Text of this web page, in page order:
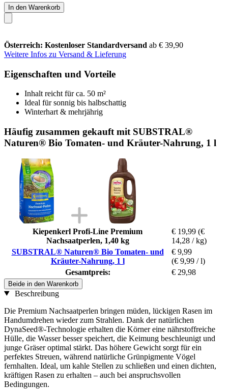
In den Warenkorb
Österreich: Kostenloser Standardversand ab € 39,90
Weitere Infos zu Versand & Lieferung
Eigenschaften und Vorteile
Inhalt reicht für ca. 50 m²
Ideal für sonnig bis halbschattig
Winterhart & mehrjährig
Häufig zusammen gekauft mit SUBSTRAL®
Naturen® Bio Tomaten- und Kräuter-Nahrung, 1 l
Kiepenkerl Profi-Line Premium
Nachsaatperlen, 1,40 kg
€ 19,99 (€
14,28 / kg)
SUBSTRAL® Naturen® Bio Tomaten- und
Kräuter-Nahrung, 1 l
€ 9,99
(€ 9,99 / l)
Gesamtpreis:
€ 29,98
Beide in den Warenkorb
Beschreibung
Die Premium Nachsaatperlen bringen müden, lückigen Rasen im
Handumdrehen wieder zum Strahlen. Dank der natürlichen
DynaSeed®-Technologie erhalten die Körner eine nährstoffreiche
Hülle, die Wasser besser speichert, die Keimung beschleunigt und
junge Gräser optimal stärkt. Das höhere Gewicht sorgt für ein
perfektes Streuen, während natürliche Grünpigmente Vögel
fernhalten. Ideal, um kahle Stellen zu schließen und einen dichten,
kräftigen Rasen zu erhalten – auch bei anspruchsvollen
Bedingungen.